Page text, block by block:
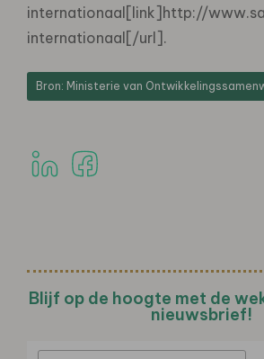
internationaal[link]http://
internationaal[/url].
Bron: Ministerie van
Blijf op de hoogte met de
nieuwsbrief!